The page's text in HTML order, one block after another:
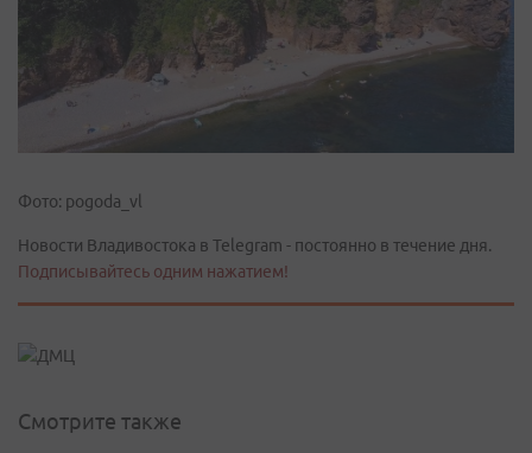
Фото: pogoda_vl
Новости Владивостока в Telegram - постоянно в течение дня.
Подписывайтесь одним нажатием!
Смотрите также